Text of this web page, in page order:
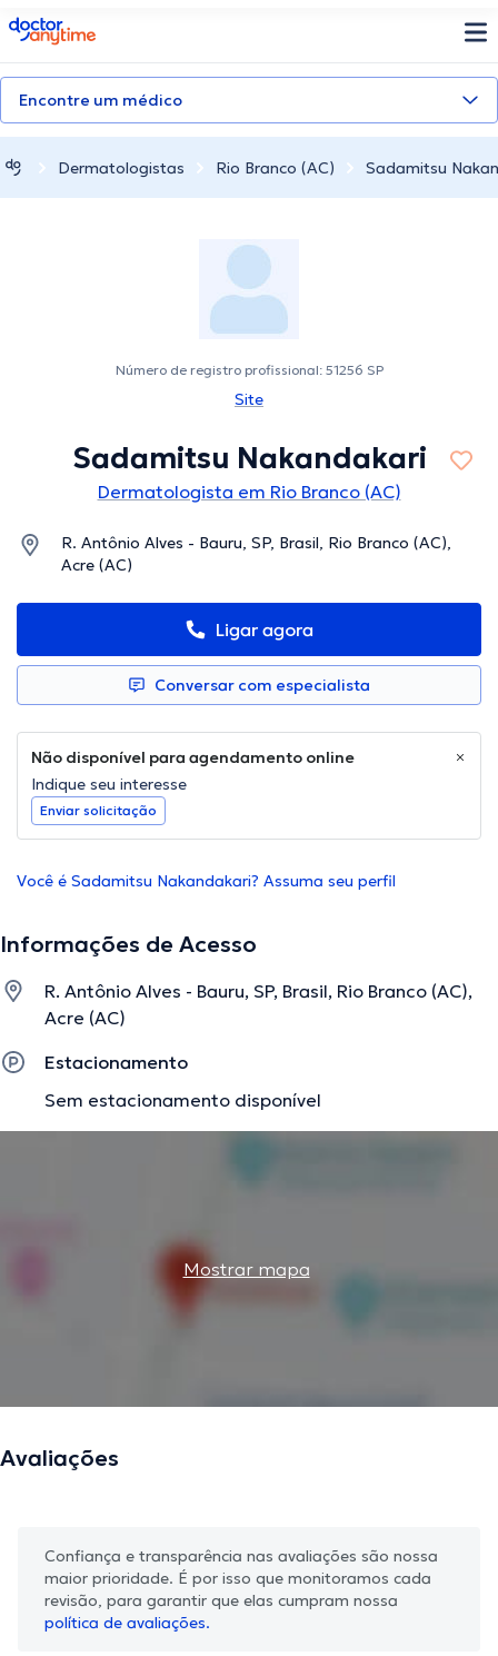
doctoranytime
Encontre um médico
Dermatologistas Rio Branco (AC) Sadamitsu
Número de registro profissional: 51256 SP
Site
Sadamitsu Nakandakari
Dermatologista em Rio Branco (AC)
R. Antônio Alves - Bauru, SP, Brasil, Rio Branco (AC),
Acre (AC)
Ligar agora
Conversar com especialista
Não disponível para agendamento online
Indique seu interesse
Enviar solicitação
Você é Sadamitsu Nakandakari? Assuma seu perfil
Informações de Acesso
R. Antônio Alves - Bauru, SP, Brasil, Rio Branco (AC),
Acre (AC)
Estacionamento
Sem estacionamento disponível
Mostrar mapa
Avaliações
Confiança e transparência nas avaliações são nossa
maior prioridade. É por isso que monitoramos cada
revisão, para garantir que elas cumpram nossa
política de avaliações.